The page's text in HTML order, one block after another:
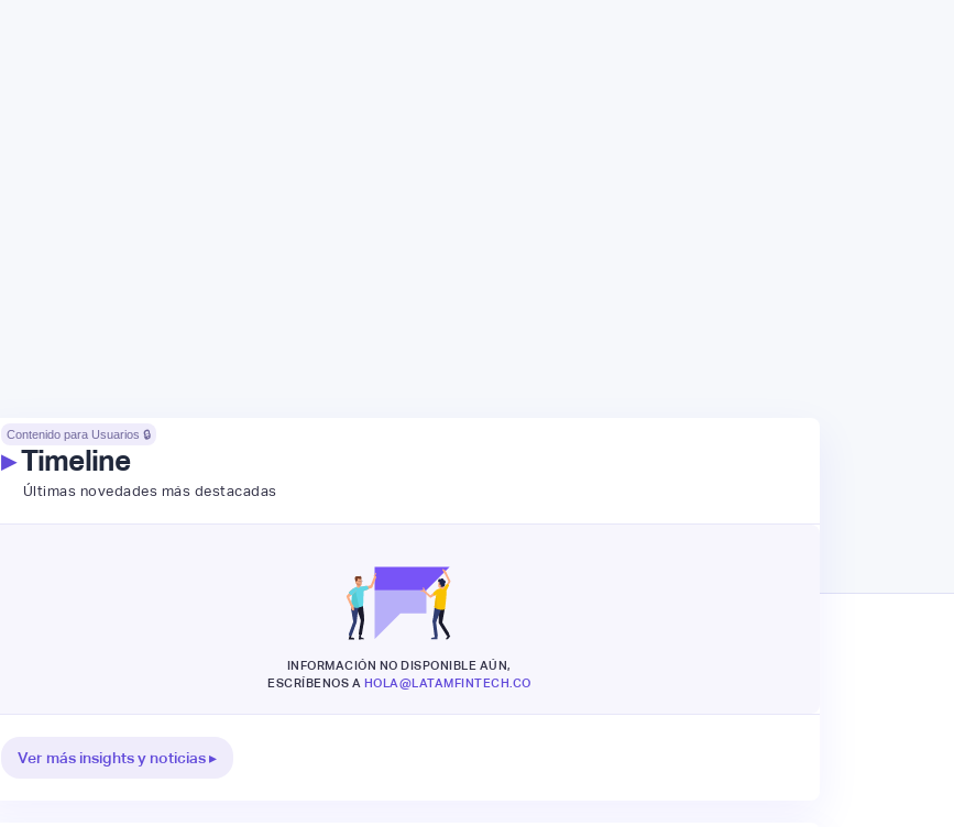
Contenido para Usuarios 🔒
▸Timeline
Últimas novedades más destacadas
INFORMACIÓN NO DISPONIBLE AÚN,
ESCRÍBENOS A HOLA@LATAMFINTECH.CO
Ver más insights y noticias ▸